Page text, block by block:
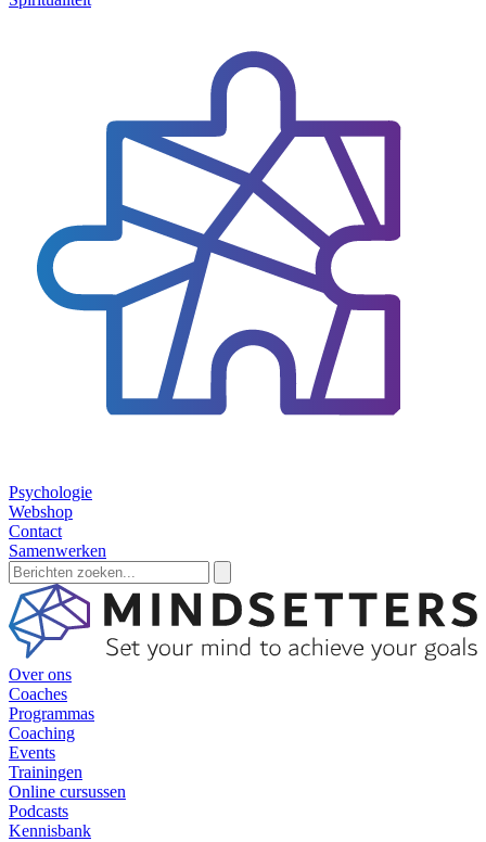
Psychologie
Webshop
Contact
Samenwerken
Zoeken
naar:
Over ons
Coaches
Programmas
Coaching
Events
Trainingen
Online cursussen
Podcasts
Kennisbank